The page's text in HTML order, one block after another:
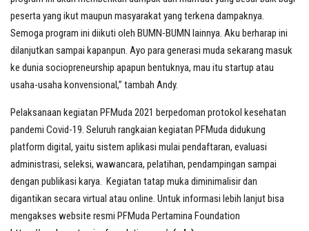
peserta yang ikut maupun masyarakat yang terkena dampaknya.
Semoga program ini diikuti oleh BUMN-BUMN lainnya. Aku berharap ini
dilanjutkan sampai kapanpun. Ayo para generasi muda sekarang masuk
ke dunia sociopreneurship apapun bentuknya, mau itu startup atau
usaha-usaha konvensional,” tambah Andy.
Pelaksanaan kegiatan PFMuda 2021 berpedoman protokol kesehatan
pandemi Covid-19. Seluruh rangkaian kegiatan PFMuda didukung
platform digital, yaitu sistem aplikasi mulai pendaftaran, evaluasi
administrasi, seleksi, wawancara, pelatihan, pendampingan sampai
dengan publikasi karya. Kegiatan tatap muka diminimalisir dan
digantikan secara virtual atau online. Untuk informasi lebih lanjut bisa
mengakses website resmi PFMuda Pertamina Foundation